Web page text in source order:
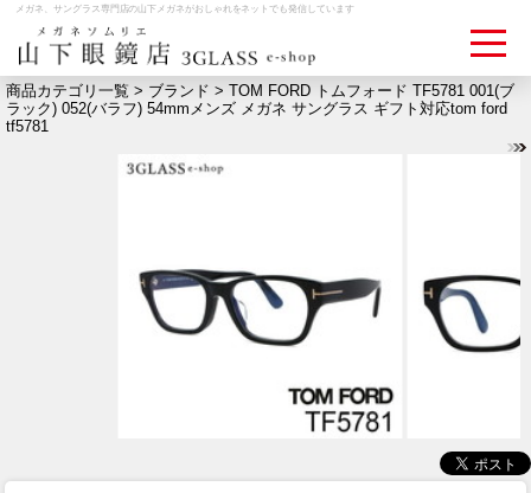
メガネ、サングラス専門店の山下メガネがおしゃれをネットでも発信しています
メディア情報
MEDIA
ITEM
商品カテゴリ一覧 > ブランド > TOM FORD トムフォード TF5781 001(ブ
ラック) 052(バラフ) 54mmメンズ メガネ サングラス ギフト対応tom ford
tf5781